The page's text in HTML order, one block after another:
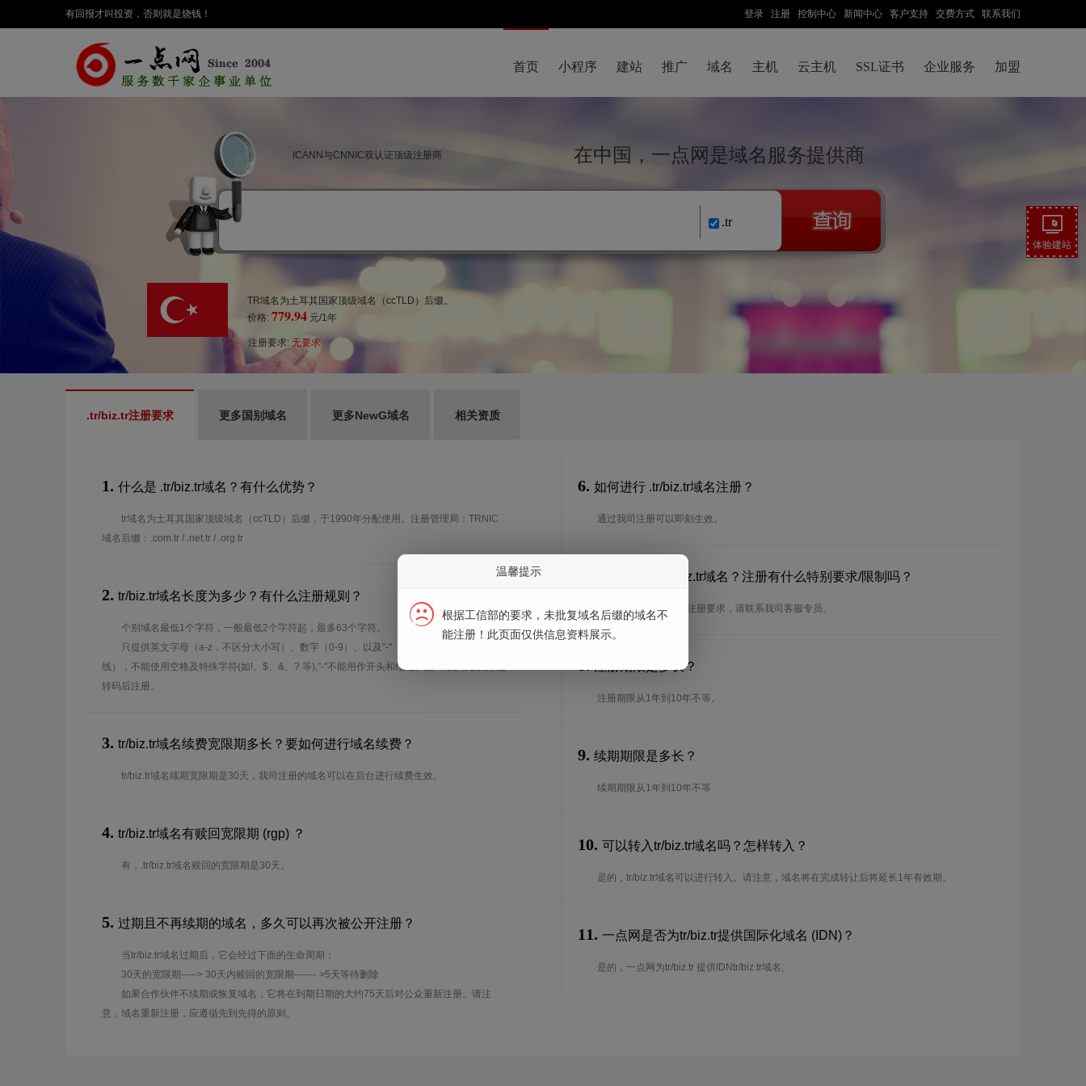
有回报才叫投资，否则就是烧钱！ 登录 注册 控制中心 新闻中心 客户支持 交费方式 联系我们
首页 小程序 建站 推广 域名 主机 云主机 SSL证书 企业服务 加盟
ICANN与CNNIC双认证顶级注册商 在中国，一点网是域名服务提供商
.tr
TR域名为土耳其国家顶级域名（ccTLD）后缀。
价格: 779.94 元/1年
注册要求: 无要求
.tr/biz.tr注册要求 更多国别域名 更多NewG域名 相关资质
1. 什么是 .tr/biz.tr域名？有什么优势？
tr域名为土耳其国家顶级域名（ccTLD）后缀，于1990年分配使用。注册管理局：TRNIC
域名后缀：.com.tr / .net.tr / .org.tr
2. tr/biz.tr域名长度为多少？有什么注册规则？
个别域名最低1个字符，一般最低2个字符起，最多63个字符。
只提供英文字母（a-z，不区分大小写）、数字（0-9）、以及"-"（英文中的连词号，即中横
线），不能使用空格及特殊字符(如!、$、&、? 等),"-"不能用作开头和结尾。注*中文域名实际是
转码后注册。
3. tr/biz.tr域名续费宽限期多长？要如何进行域名续费？
tr/biz.tr域名续期宽限期是30天，我司注册的域名可以在后台进行续费生效。
4. tr/biz.tr域名有赎回宽限期 (rgp) ？
有，.tr/biz.tr域名赎回的宽限期是30天。
5. 过期且不再续期的域名，多久可以再次被公开注册？
当tr/biz.tr域名过期后，它会经过下面的生命周期：
30天的宽限期-----> 30天内赎回的宽限期------- >5天等待删除
如果合作伙伴不续期或恢复域名，它将在到期日期的大约75天后对公众重新注册。请注
意，域名重新注册，应遵循先到先得的原则。
6. 如何进行 .tr/biz.tr域名注册？
通过我司注册可以即刻生效。
谁可以注册 .tr/biz.tr域名？注册有什么特别要求/限制吗？
想了解.tr/biz.tr域名的注册要求，请联系我司客服专员。
注册期限是多长？
注册期限从1年到10年不等。
9. 续期期限是多长？
续期期限从1年到10年不等
10. 可以转入tr/biz.tr域名吗？怎样转入？
是的，tr/biz.tr域名可以进行转入。请注意，域名将在完成转让后将延长1年有效期。
11. 一点网是否为tr/biz.tr提供国际化域名 (IDN)？
是的，一点网为tr/biz.tr 提供IDNtr/biz.tr域名。
体验建站
温馨提示
根据工信部的要求，未批复域名后缀的域名不
能注册！此页面仅供信息资料展示。